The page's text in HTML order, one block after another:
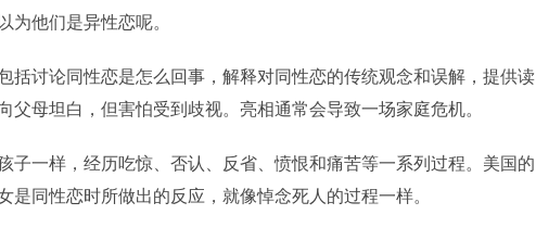
为他们是异性恋呢。
讨论同性恋是怎么回事，解释对同性恋的传统观念和误解，提供读
父母坦白，但害怕受到歧视。亮相通常会导致一场家庭危机。
一样，经历吃惊、否认、反省、愤恨和痛苦等一系列过程。美国的
是同性恋时所做出的反应，就像悼念死人的过程一样。